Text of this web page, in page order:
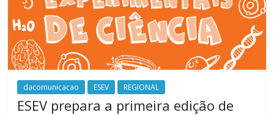
dacomunicacao ESEV REGIONAL
ESEV prepara a primeira edição de